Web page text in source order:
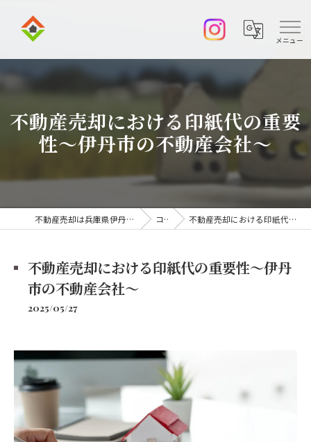
不動産売却における印紙代の重要
性～伊丹市の不動産会社～
不動産売却は兵庫県伊丹市の株式会社アークエステート コラム 不動産売却における印紙代の重要性～伊丹市の不動産会社～
不動産売却における印紙代の重要性～伊丹
市の不動産会社～
2025/05/27